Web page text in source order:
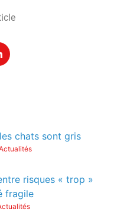
chats sont gris
risques « trop »
fragile